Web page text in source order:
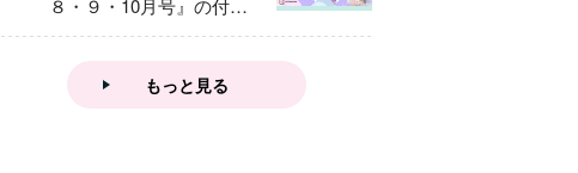
は『サーティワン アイス
もっと見る